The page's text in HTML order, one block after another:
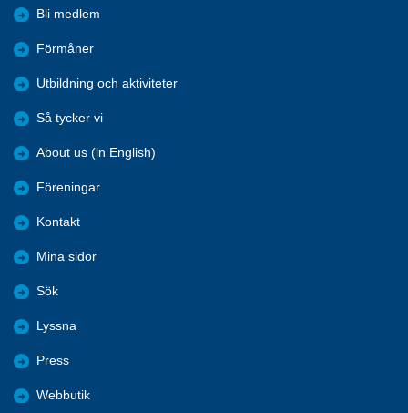
Bli medlem
Förmåner
Utbildning och aktiviteter
Så tycker vi
About us (in English)
Föreningar
Kontakt
Mina sidor
Sök
Lyssna
Press
Webbutik